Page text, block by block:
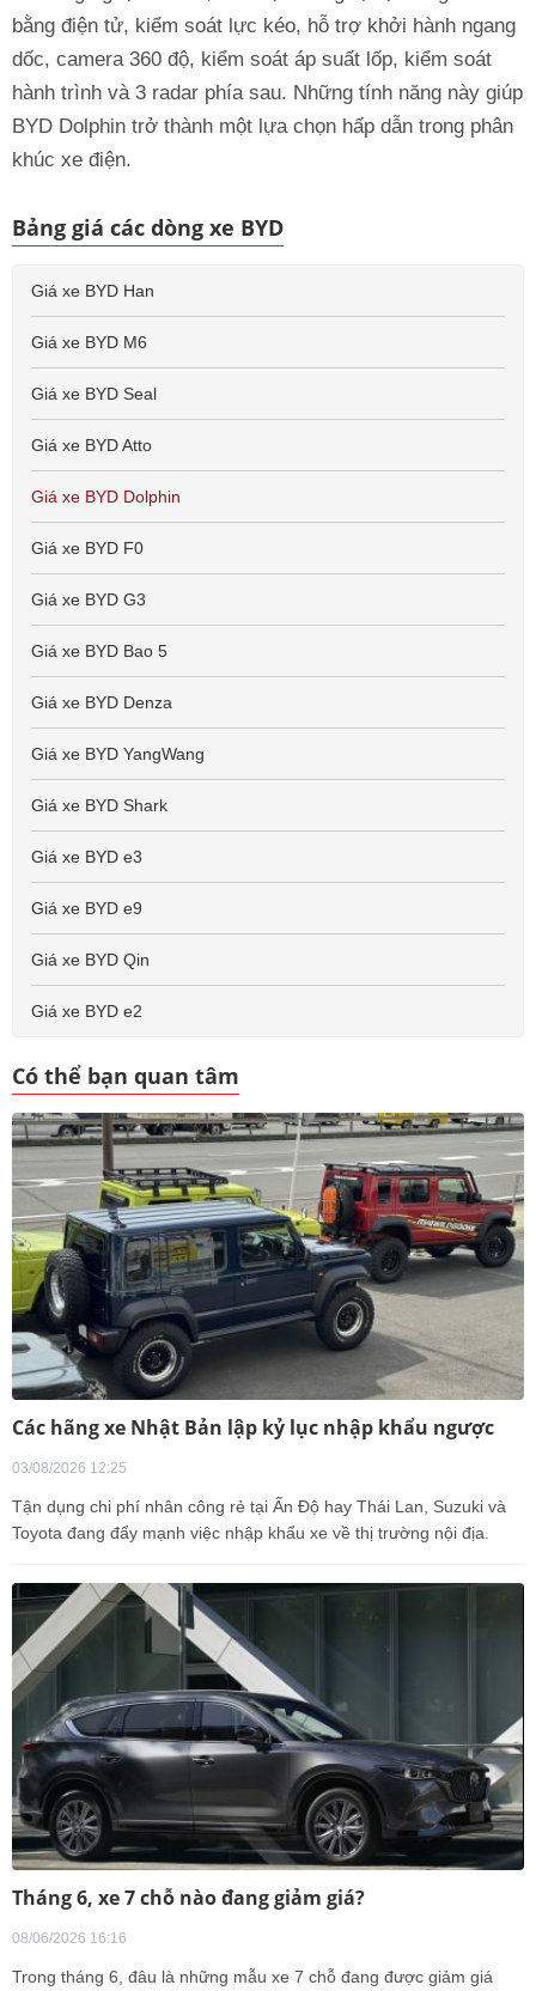
bằng điện tử, kiểm soát lực kéo, hỗ trợ khởi hành ngang
dốc, camera 360 độ, kiểm soát áp suất lốp, kiểm soát
hành trình và 3 radar phía sau. Những tính năng này giúp
BYD Dolphin trở thành một lựa chọn hấp dẫn trong phân
khúc xe điện.
Bảng giá các dòng xe BYD
Giá xe BYD Han
Giá xe BYD M6
Giá xe BYD Seal
Giá xe BYD Atto
Giá xe BYD Dolphin
Giá xe BYD F0
Giá xe BYD G3
Giá xe BYD Bao 5
Giá xe BYD Denza
Giá xe BYD YangWang
Giá xe BYD Shark
Giá xe BYD e3
Giá xe BYD e9
Giá xe BYD Qin
Giá xe BYD e2
Có thể bạn quan tâm
Các hãng xe Nhật Bản lập kỷ lục nhập khẩu ngược
03/08/2026 12:25
Tận dụng chi phí nhân công rẻ tại Ấn Độ hay Thái Lan, Suzuki và
Toyota đang đẩy mạnh việc nhập khẩu xe về thị trường nội địa.
Tháng 6, xe 7 chỗ nào đang giảm giá?
08/06/2026 16:16
Trong tháng 6, đâu là những mẫu xe 7 chỗ đang được giảm giá